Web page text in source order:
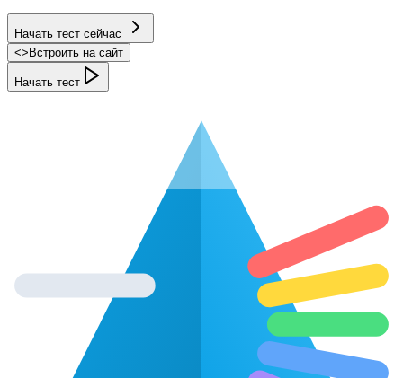
Начать тест сейчас
<> Встроить на сайт
Начать тест